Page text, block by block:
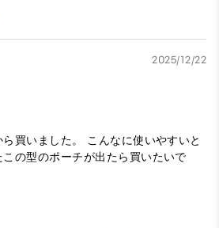
2025/12/22
買いました。 こんなに使いやすいと
の型のポーチが出たら買いたいで